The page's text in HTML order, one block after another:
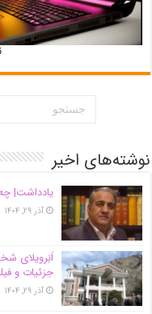
نوشته‌های اخیر
یادداشت|
آذر ۲۹, ۱۴۰۴
اَبَر‌ویلای
جزئیات و
آذر ۲۹, ۱۴۰۴